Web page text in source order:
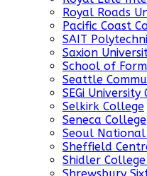
Royal Roads
Pacific Coast
SAIT
Saxion
School of Form
Seattle
SEGi University
Selkirk College
Seneca College
Seoul National
Sheffield
Shidler